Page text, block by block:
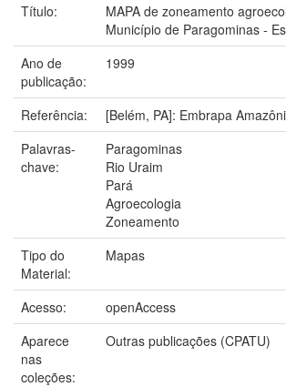
Título:
MAPA de zoneamento
Município de Paragominas -
Ano de
publicação:
1999
Referência:
[Belém, PA]: Embrapa
Palavras-
chave:
Paragominas
Rio Uraim
Pará
Agroecologia
Zoneamento
Tipo do
Material:
Mapas
Acesso:
openAccess
Aparece
nas
coleções:
Outras publicações (CPATU)